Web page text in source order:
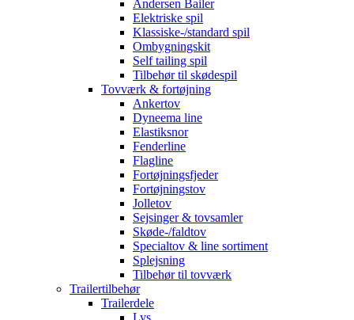
Andersen Bailer
Elektriske spil
Klassiske-/standard spil
Ombygningskit
Self tailing spil
Tilbehør til skødespil
Tovværk & fortøjning
Ankertov
Dyneema line
Elastiksnor
Fenderline
Flagline
Fortøjningsfjeder
Fortøjningstov
Jolletov
Sejsinger & tovsamler
Skøde-/faldtov
Specialtov & line sortiment
Splejsning
Tilbehør til tovværk
Trailertilbehør
Trailerdele